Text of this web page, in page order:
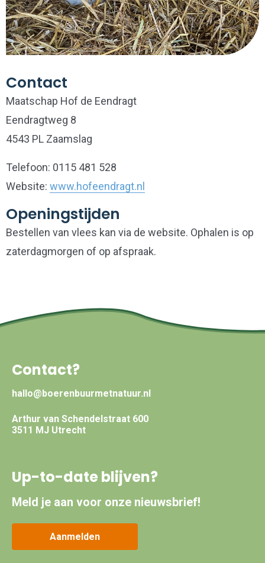
Contact
Maatschap Hof de Eendragt
Eendragtweg 8
4543 PL Zaamslag
Telefoon: 0115 481 528
Website: www.hofeendragt.nl
Openingstijden
Bestellen van vlees kan via de website. Ophalen is op
zaterdagmorgen of op afspraak.
Contact?
hallo@boerenbuurmetnatuur.nl
Arthur van Schendelstraat 600
3511 MJ Utrecht
Up-to-date blijven?
Meld je aan voor onze nieuwsbrief!
Aanmelden